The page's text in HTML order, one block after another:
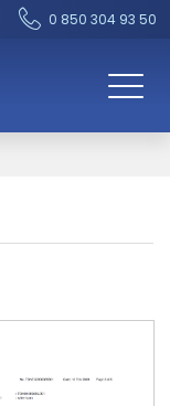
0 850 304 93 50